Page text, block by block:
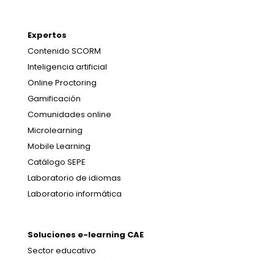
Expertos
Contenido SCORM
Inteligencia artificial
Online Proctoring
Gamificación
Comunidades online
Microlearning
Mobile Learning
Catálogo SEPE
Laboratorio de idiomas
Laboratorio informática
Soluciones e-learning CAE
Sector educativo